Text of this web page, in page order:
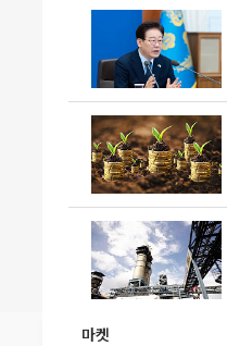
마켓